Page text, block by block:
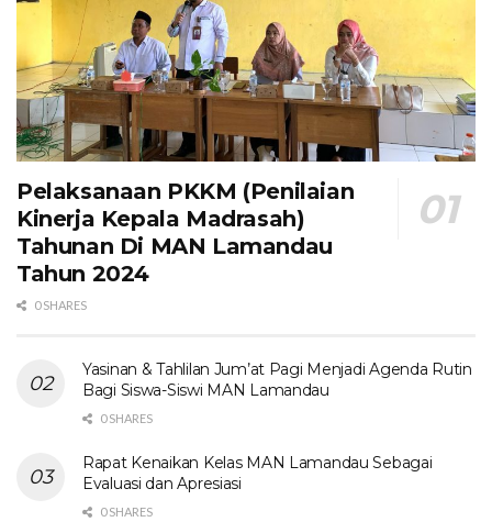
Pelaksanaan PKKM (Penilaian
Kinerja Kepala Madrasah)
Tahunan Di MAN Lamandau
Tahun 2024
0 SHARES
Yasinan & Tahlilan Jum’at Pagi Menjadi Agenda Rutin
Bagi Siswa-Siswi MAN Lamandau
0 SHARES
Rapat Kenaikan Kelas MAN Lamandau Sebagai
Evaluasi dan Apresiasi
0 SHARES